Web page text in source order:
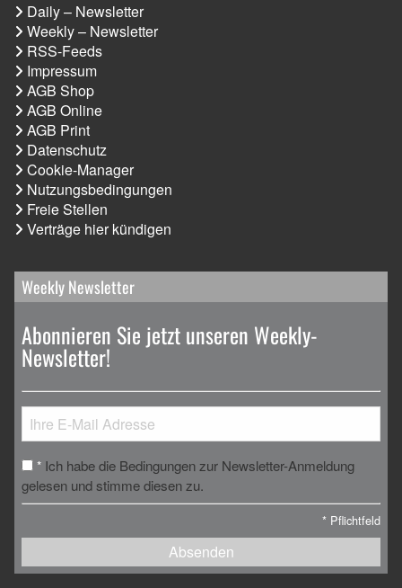
Daily – Newsletter
Weekly – Newsletter
RSS-Feeds
Impressum
AGB Shop
AGB Online
AGB Print
Datenschutz
Cookie-Manager
Nutzungsbedingungen
Freie Stellen
Verträge hier kündigen
Weekly Newsletter
Abonnieren Sie jetzt unseren Weekly-
Newsletter!
* Ich habe die Bedingungen zur Newsletter-Anmeldung
gelesen und stimme diesen zu.
* Pflichtfeld
Absenden